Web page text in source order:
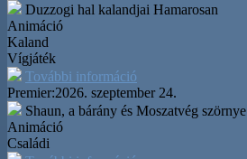
Duzzogi hal kalandjai Hamarosan
Animáció
Kaland
Vígjáték
További információ
Premier:2026. szeptember 24.
Shaun, a bárány és Moszatvég szörnye
Animáció
Családi